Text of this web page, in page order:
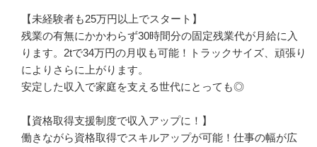
【未経験者も25万円以上でスタート】
残業の有無にかかわらず30時間分の固定残業代が月給に入
ります。2tで34万円の月収も可能！トラックサイズ、頑張り
によりさらに上がります。
安定した収入で家庭を支える世代にとっても◎
【資格取得支援制度で収入アップに！】
働きながら資格取得でスキルアップが可能！仕事の幅が広